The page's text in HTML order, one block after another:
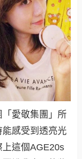
愛敬集團」所
感受到透亮光
這個AGE20s